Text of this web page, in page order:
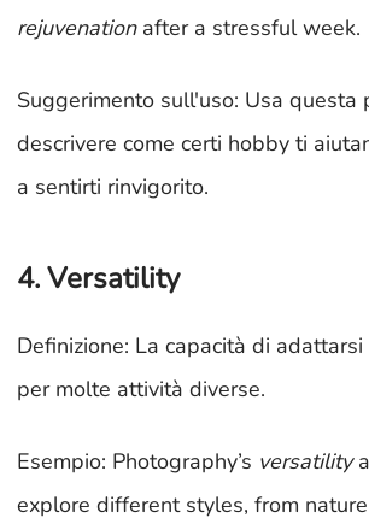
rejuvenationafter a stressful week.
Suggerimento sull'uso: Usa questa
descrivere come certi hobby ti
a sentirti rinvigorito.
4. Versatility
Definizione: La capacità di
per molte attività diverse.
Esempio: Photography’s versatility
explore different styles, from